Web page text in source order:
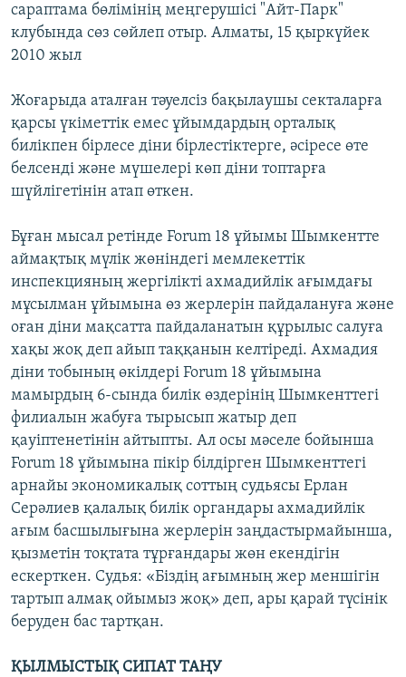
сараптама бөлімінің меңгерушісі "Айт-Парк"
клубында сөз сөйлеп отыр. Алматы, 15 қыркүйек
2010 жыл
Жоғарыда аталған тәуелсіз бақылаушы секталарға
қарсы үкіметтік емес ұйымдардың орталық
билікпен бірлесе діни бірлестіктерге, әсіресе өте
белсенді және мүшелері көп діни топтарға
шүйлігетінін атап өткен.
Бұған мысал ретінде Forum 18 ұйымы Шымкентте
аймақтық мүлік жөніндегі мемлекеттік
инспекцияның жергілікті ахмадийлік ағымдағы
мұсылман ұйымына өз жерлерін пайдалануға және
оған діни мақсатта пайдаланатын құрылыс салуға
хақы жоқ деп айып таққанын келтіреді. Ахмадия
діни тобының өкілдері Forum 18 ұйымына
мамырдың 6-сында билік өздерінің Шымкенттегі
филиалын жабуға тырысып жатыр деп
қауіптенетінін айтыпты. Ал осы мәселе бойынша
Forum 18 ұйымына пікір білдірген Шымкенттегі
арнайы экономикалық соттың судьясы Ерлан
Серәлиев қалалық билік органдары ахмадийлік
ағым басшылығына жерлерін заңдастырмайынша,
қызметін тоқтата тұрғандары жөн екендігін
ескерткен. Судья: «Біздің ағымның жер меншігін
тартып алмақ ойымыз жоқ» деп, ары қарай түсінік
беруден бас тартқан.
ҚЫЛМЫСТЫҚ СИПАТ ТАҢУ